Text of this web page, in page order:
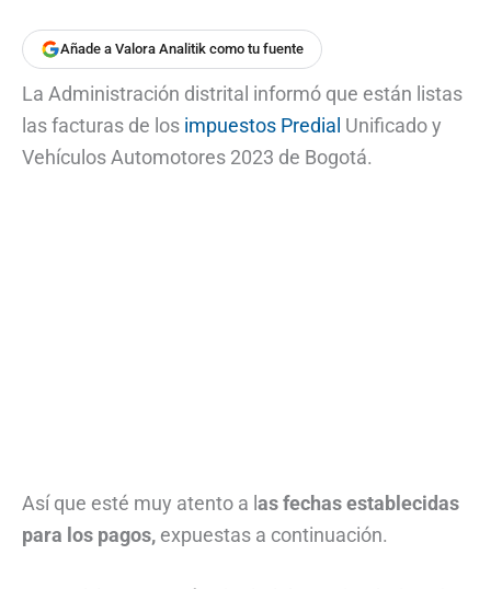
Añade a Valora Analitik como tu fuente
La Administración distrital informó que están listas
las facturas de los impuestos Predial Unificado y
Vehículos Automotores 2023 de Bogotá.
Así que esté muy atento a las fechas establecidas
para los pagos, expuestas a continuación.